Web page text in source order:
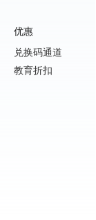
优惠
兑换码通道
教育折扣